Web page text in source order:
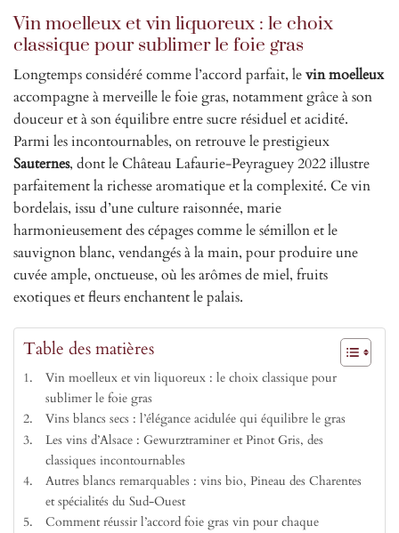
Vin moelleux et vin liquoreux : le choix
classique pour sublimer le foie gras
Longtemps considéré comme l’accord parfait, levin moelleux
accompagne à merveille le foie gras, notamment grâce à son
douceur et à son équilibre entre sucre résiduel et acidité.
Parmi les incontournables, on retrouve le prestigieux
Sauternes, dont le Château Lafaurie-Peyraguey 2022 illustre
parfaitement la richesse aromatique et la complexité. Ce vin
bordelais, issu d’une culture raisonnée, marie
harmonieusement des cépages comme le sémillon et le
sauvignon blanc, vendangés à la main, pour produire une
cuvée ample, onctueuse, où les arômes de miel, fruits
exotiques et fleurs enchantent le palais.
Table des matières
Vin moelleux et vin liquoreux : le choix classique pour
sublimer le foie gras
Vins blancs secs : l’élégance acidulée qui équilibre le gras
Les vins d’Alsace : Gewurztraminer et Pinot Gris, des
classiques incontournables
Autres blancs remarquables : vins bio, Pineau des Charentes
et spécialités du Sud-Ouest
Comment réussir l’accord foie gras vin pour chaque